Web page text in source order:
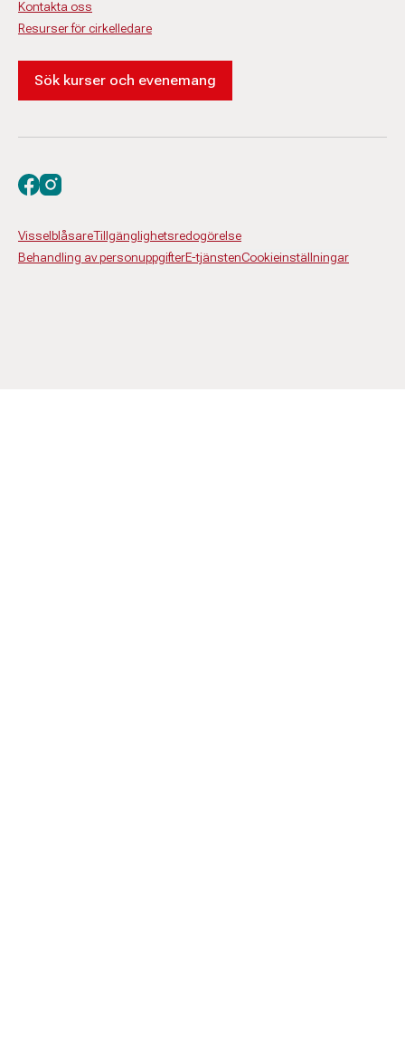
Kontakta oss
Resurser för cirkelledare
Sök kurser och evenemang
VisselblåsareTillgänglighetsredogörelse
Behandling av personuppgifterE-tjänstenCookieinställningar
Besök oss på facebook
Besök oss på instagram